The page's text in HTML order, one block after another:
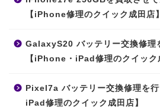
【iPhone修理のクイック成田店】
GalaxyS20 バッテリー交換修理
【iPhone・iPad修理のクイック
Pixel7a バッテリー交換修理を
iPad修理のクイック成田店】